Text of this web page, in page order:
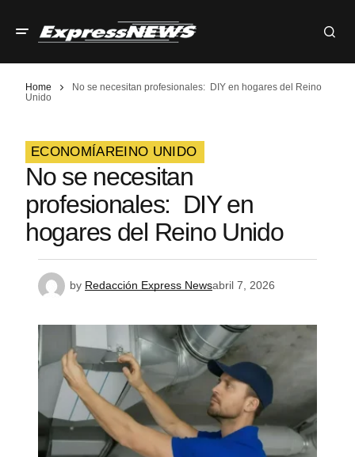
Home
No se necesitan profesionales: DIY en hogares del Reino
Unido
ECONOMÍAREINO UNIDO
No se necesitan
profesionales: DIY en
hogares del Reino Unido
by Redacción Express Newsabril 7, 2026